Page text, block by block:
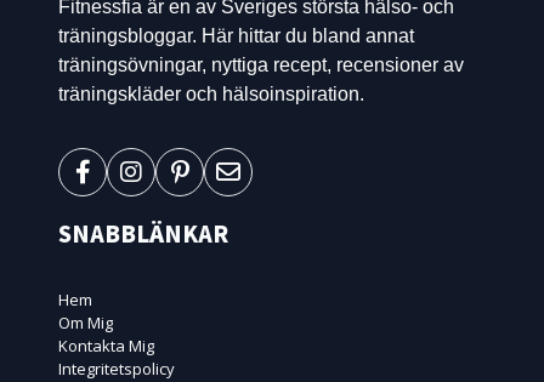
Fitnessfia är en av Sveriges största hälso- och
träningsbloggar. Här hittar du bland annat
träningsövningar, nyttiga recept, recensioner av
träningskläder och hälsoinspiration.
SNABBLÄNKAR
Hem
Om Mig
Kontakta Mig
Integritetspolicy